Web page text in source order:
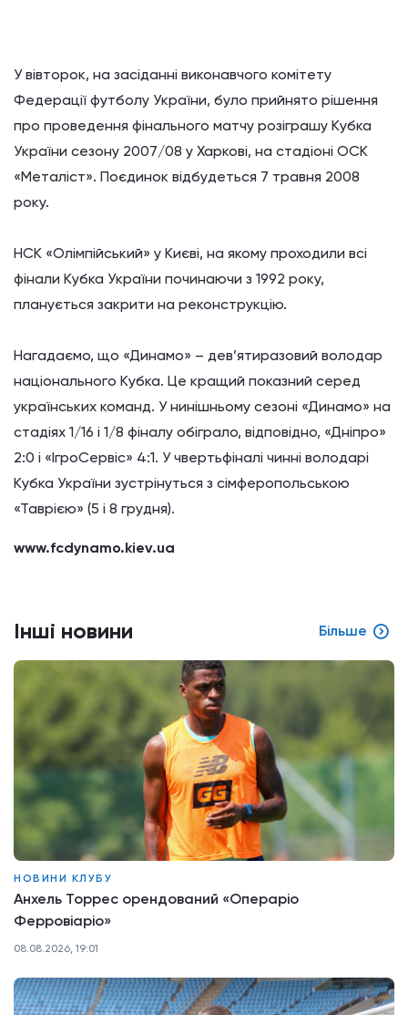
У вівторок, на засіданні виконавчого комітету
Федерації футболу України, було прийнято рішення
про проведення фінального матчу розіграшу Кубка
України сезону 2007/08 у Харкові, на стадіоні ОСК
«Металіст». Поєдинок відбудеться 7 травня 2008
року.
НСК «Олімпійський» у Києві, на якому проходили всі
фінали Кубка України починаючи з 1992 року,
планується закрити на реконструкцію.
Нагадаємо, що «Динамо» – дев’ятиразовий володар
національного Кубка. Це кращий показний серед
українських команд. У нинішньому сезоні «Динамо» на
стадіях 1/16 і 1/8 фіналу обіграло, відповідно, «Дніпро»
2:0 і «ІгроСервіс» 4:1. У чвертьфіналі чинні володарі
Кубка України зустрінуться з сімферопольською
«Таврією» (5 і 8 грудня).
www.fcdynamo.kiev.ua
Інші новини Більше
НОВИНИ КЛУБУ
Анхель Торрес орендований «Операріо
Ферровіаріо»
08.08.2026, 19:01